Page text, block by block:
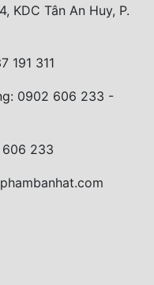
KDC Tân An Huy, P.
191 311
0902 606 233 -
233